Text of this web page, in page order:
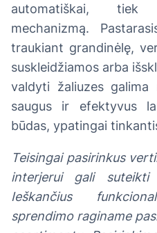
automatiškai, tiek
mechanizmą.
traukiant grandinėlę,
suskleidžiamos arba
valdyti žaliuzes
saugus ir efektyvus
būdas, ypatingai
Teisingai pasirinkus
interjerui gali suteikti
Ieškančius
sprendimo raginame